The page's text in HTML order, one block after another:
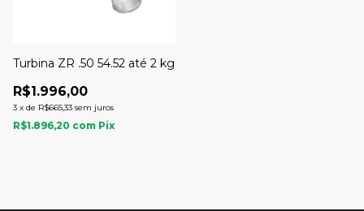
Turbina ZR .50 54.52 até 2 kg
R$1.996,00
3 x de R$665,33 sem juros
R$1.896,20 com Pix